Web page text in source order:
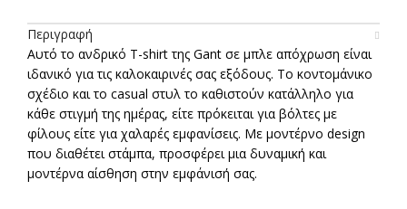
Περιγραφή
Αυτό το ανδρικό T-shirt της Gant σε μπλε απόχρωση είναι
ιδανικό για τις καλοκαιρινές σας εξόδους. Το κοντομάνικο
σχέδιο και το casual στυλ το καθιστούν κατάλληλο για
κάθε στιγμή της ημέρας, είτε πρόκειται για βόλτες με
φίλους είτε για χαλαρές εμφανίσεις. Με μοντέρνο design
που διαθέτει στάμπα, προσφέρει μια δυναμική και
μοντέρνα αίσθηση στην εμφάνισή σας.